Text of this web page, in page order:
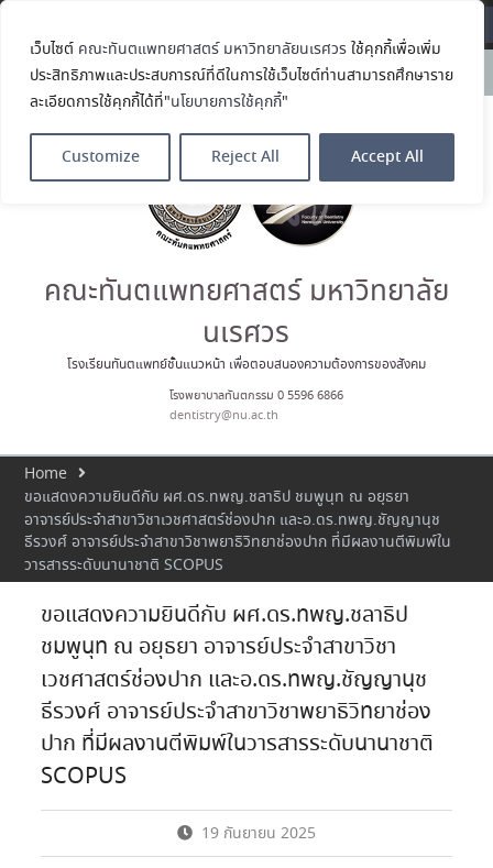
เว็บไซต์ คณะทันตแพทยศาสตร์ มหาวิทยาลัยนเรศวร ใช้คุกกี้เพื่อเพิ่ม
ประสิทธิภาพและประสบการณ์ที่ดีในการใช้เว็บไซต์ท่านสามารถศึกษาราย
ละเอียดการใช้คุกกี้ได้ที่"นโยบายการใช้คุกกี้"
Customize Reject All Accept All
News:
คณะทันตแพทยศาสตร์
มหาวิทยาลัยนเรศวร ร่วมออกบูธ
ประชาสัมพันธ์ หลักสูตรทันตแพทย
ประกาศนียบัตรผู้ช่วยทันตแพทย์
ในโครงการ Open House 2026
ตน ค้นหาตัวเอง
ประกาศคณะทันตแพทยศาสตร์
มหาวิทยาลัยนเรศวร เรื่อง ผู้ผ่าน
การสอบแข่งขันเข้าเป็นพนักงาน
ราชการ (เงินรายได้) ตำแหน่ง ผู้
ประมวลภาพบรรยากาศกิจกรรม
Dent Connect Board Game
2569 ณ คณะทันแพทยศาสตร์
คณะทันตแพทยศาสตร์ มหาวิทยาลัย
นเรศวร
โรงเรียนทันตแพทย์ชั้นแนวหน้า เพื่อตอบสนองความต้องการของสังคม
โรงพยาบาลทันตกรรม 0 5596 6866
dentistry@nu.ac.th
Home
ขอแสดงความยินดีกับ ผศ.ดร.ทพญ.ชลาธิป ชมพูนุท ณ อยุธยา
อาจารย์ประจำสาขาวิชาเวชศาสตร์ช่องปาก และอ.ดร.ทพญ.ชัญญานุช
ธีรวงศ์ อาจารย์ประจำสาขาวิชาพยาธิวิทยาช่องปาก ที่มีผลงานตีพิมพ์ใน
วารสารระดับนานาชาติ SCOPUS
ขอแสดงความยินดีกับ ผศ.ดร.ทพญ.ชลาธิป
ชมพูนุท ณ อยุธยา อาจารย์ประจำสาขาวิชา
เวชศาสตร์ช่องปาก และอ.ดร.ทพญ.ชัญญานุช
ธีรวงศ์ อาจารย์ประจำสาขาวิชาพยาธิวิทยาช่อง
ปาก ที่มีผลงานตีพิมพ์ในวารสารระดับนานาชาติ
SCOPUS
19 กันยายน 2025